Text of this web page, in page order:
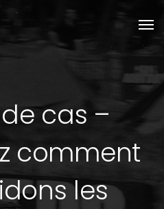
cas –
comment
les